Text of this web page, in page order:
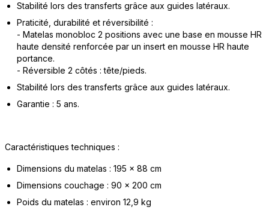
Stabilité lors des transferts grâce aux guides latéraux.
Praticité, durabilité et réversibilité :
- Matelas monobloc 2 positions avec une base en mousse HR
haute densité renforcée par un insert en mousse HR haute
portance.
- Réversible 2 côtés : tête/pieds.
Stabilité lors des transferts grâce aux guides latéraux.
Garantie : 5 ans.
Caractéristiques techniques :
Dimensions du matelas : 195 x 88 cm
Dimensions couchage : 90 x 200 cm
Poids du matelas : environ 12,9 kg